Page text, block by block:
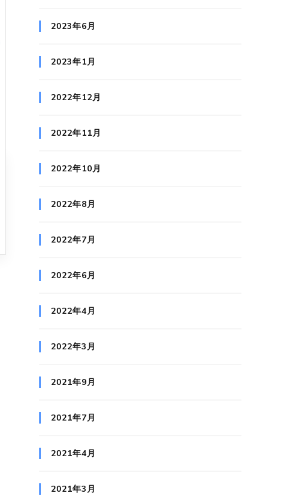
2023年6月
2023年1月
2022年12月
2022年11月
2022年10月
2022年8月
2022年7月
2022年6月
2022年4月
2022年3月
2021年9月
2021年7月
2021年4月
2021年3月